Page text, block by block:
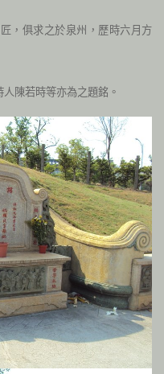
，俱求之於泉州，歷時六月方
陳若時等亦為之題銘。